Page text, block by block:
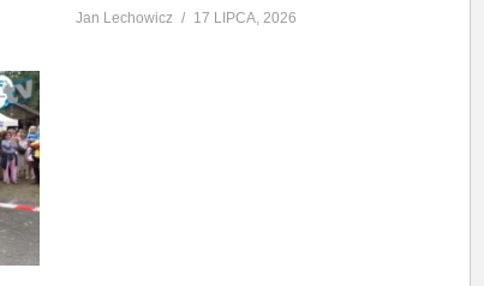
Jan Lechowicz 17 LIPCA, 2026